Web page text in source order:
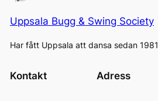
Uppsala Bugg & Swing Society
Har fått Uppsala att dansa sedan 1981
Kontakt Adress